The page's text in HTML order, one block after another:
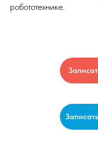
робототехнике.
ЦЕЛИ